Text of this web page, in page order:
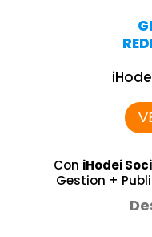
Con iHodei
Gestion +